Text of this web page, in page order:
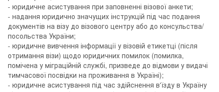
- юридичне асистування при заповненні візової анкети;
- надання юридично значущих інструкцій під час подання
документів на візу до візового центру або до консульства/
посольства України;
- юридичне вивчення інформації у візовій етикетці (після
отримання візи) щодо юридичних помилок (помилка,
помічена у міграційній службі, призведе до відмови у видачі
тимчасової посвідки на проживання в Україні);
- юридичне асистування під час здійснення в'їзду в Україну